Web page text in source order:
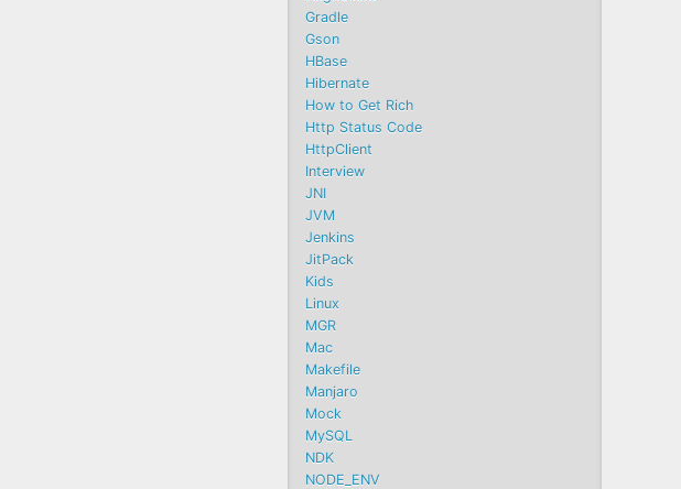
Gradle
Gson
HBase
Hibernate
How to Get Rich
Http Status Code
HttpClient
Interview
JNI
JVM
Jenkins
JitPack
Kids
Linux
MGR
Mac
Makefile
Manjaro
Mock
MySQL
NDK
NODE_ENV